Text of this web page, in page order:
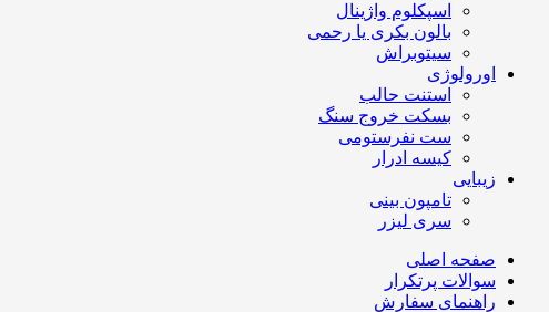
اسپکلوم واژینال
بالون بکری یا رحمی
سیتوبراش
اورولوژی
استنت حالب
بسکت خروج سنگ
ست نفرستومی
کیسه ادرار
زیبایی
تامپون بینی
سری لیزر
صفحه اصلی
سوالات پرتکرار
راهنمای سفارش